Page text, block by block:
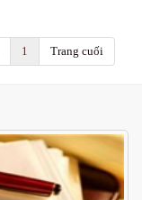
1 Trang cuối